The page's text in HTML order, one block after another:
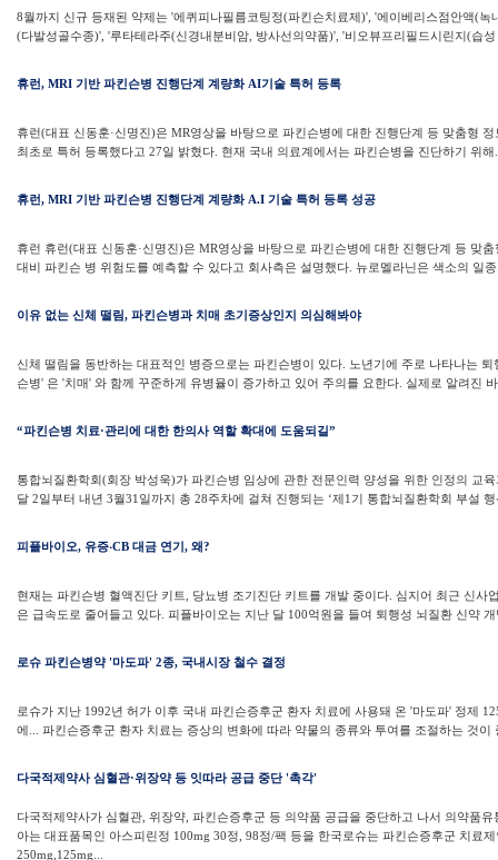
8월까지 신규 등재된 약제는 '에퀴피나필름코팅정(파킨슨치료제)', '에이베리스점안액(녹
(다발성골수종)', '루타테라주(신경내분비암, 방사선의약품)', '비오뷰프리필드시린지(습
휴런, MRI 기반 파킨슨병 진행단계 계량화 AI기술 특허 등록
휴런(대표 신동훈·신명진)은 MR영상을 바탕으로 파킨슨병에 대한 진행단계 등 맞춤형
최초로 특허 등록했다고 27일 밝혔다. 현재 국내 의료계에서는 파킨슨병을 진단하기 위해
휴런, MRI 기반 파킨슨병 진행단계 계량화 A.I 기술 특허 등록 성공
휴런 휴런(대표 신동훈·신명진)은 MR영상을 바탕으로 파킨슨병에 대한 진행단계 등 맞
대비 파킨슨 병 위험도를 예측할 수 있다고 회사측은 설명했다. 뉴로멜라닌은 색소의 일
이유 없는 신체 떨림, 파킨슨병과 치매 초기증상인지 의심해봐야
신체 떨림을 동반하는 대표적인 병증으로는 파킨슨병이 있다. 노년기에 주로 나타나는
슨병' 은 '치매' 와 함께 꾸준하게 유병율이 증가하고 있어 주의를 요한다. 실제로 알려진
“파킨슨병 치료·관리에 대한 한의사 역할 확대에 도움되길”
통합뇌질환학회(회장 박성욱)가 파킨슨병 임상에 관한 전문인력 양성을 위한 인정의 교
달 2일부터 내년 3월31일까지 총 28주차에 걸쳐 진행되는 ‘제1기 통합뇌질환학회 부설
피플바이오, 유증‧CB 대금 연기, 왜?
현재는 파킨슨병 혈액진단 키트, 당뇨병 조기진단 키트를 개발 중이다. 심지어 최근 신사
은 급속도로 줄어들고 있다. 피플바이오는 지난 달 100억원을 들여 퇴행성 뇌질환 신약
로슈 파킨슨병약 '마도파' 2종, 국내시장 철수 결정
로슈가 지난 1992년 허가 이후 국내 파킨슨증후군 환자 치료에 사용돼 온 '마도파' 정제
에... 파킨슨증후군 환자 치료는 증상의 변화에 따라 약물의 종류와 투여를 조절하는 것이
다국적제약사 심혈관·위장약 등 잇따라 공급 중단 '촉각'
다국적제약사가 심혈관, 위장약, 파킨슨증후군 등 의약품 공급을 중단하고 나서 의약품
아는 대표품목인 아스피린정 100mg 30정, 98정/팩 등을 한국로슈는 파킨슨증후군 치료
250mg,125mg...